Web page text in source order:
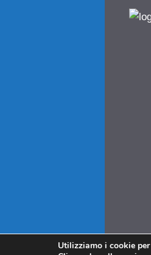
Utilizziamo i cookie